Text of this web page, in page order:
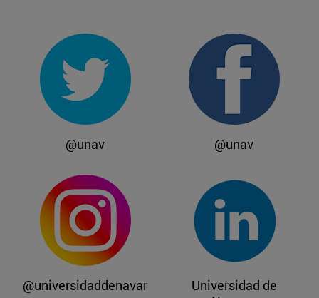
@unav @unav
@universidaddenavar
Universidad de